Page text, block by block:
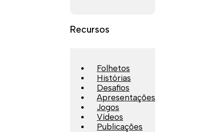
Recursos
Folhetos
Histórias
Desafios
Apresentações
Jogos
Vídeos
Publicações